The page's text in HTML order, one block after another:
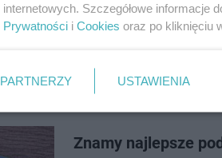
Ogólnopolski Ranking Szkół
niemal 8 tysięcy szkół
Znamy najlepsze
internetowych. Szczegółowe informacje
Prywatności i Cookies oraz po kliknięciu
PARTNERZY USTAWIENIA